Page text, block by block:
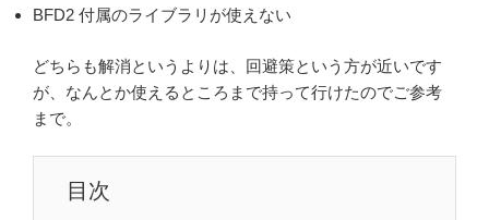
BFD2 付属のライブラリが使えない
どちらも解消というよりは、回避策という方が近いです
が、なんとか使えるところまで持って行けたのでご参考
まで。
目次